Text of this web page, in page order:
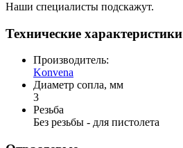
Наши специалисты подскажут.
Технические характеристики
Производитель:
Konvena
Диаметр сопла, мм
3
Резьба
Без резьбы - для пистолета